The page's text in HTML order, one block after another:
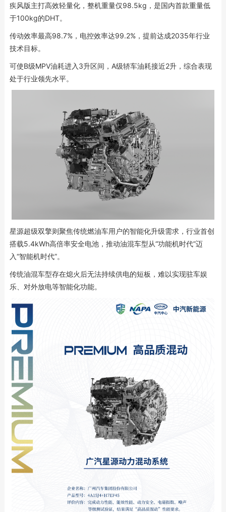
疾风版主打高效轻量化，整机重量仅98.5kg，是国内首款重量低
于100kg的DHT。
传动效率最高98.7%，电控效率达99.2%，提前达成2035年行业
技术目标。
可使B级MPV油耗进入3升区间，A级轿车油耗接近2升，综合表现
处于行业领先水平。
星源超级双擎则聚焦传统燃油车用户的智能化升级需求，行业首创
搭载5.4kWh高倍率安全电池，推动油混车型从“功能机时代”迈
入“智能机时代”。
传统油混车型存在熄火后无法持续供电的短板，难以实现驻车娱
乐、对外放电等智能化功能。